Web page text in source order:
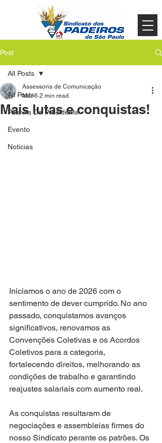
Post
All Posts
Palavra Do Presidente
Evento
Noticias
All Posts
Mais lutas e conquistas!
Assessoria de Comunicação
Mar 6 2 min read
Iniciamos o ano de 2026 com o
sentimento de dever cumprido. No ano
passado, conquistamos avanços
significativos, renovamos as
Convenções Coletivas e os Acordos
Coletivos para a categoria,
fortalecendo direitos, melhorando as
condições de trabalho e garantindo
reajustes salariais com aumento real.
As conquistas resultaram de
negociações e assembleias firmes do
nosso Sindicato perante os patrões. Os